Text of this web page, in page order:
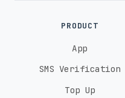
PRODUCT
App
SMS Verification
Top Up